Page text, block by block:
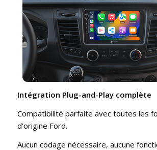
Intégration Plug-and-Play complète
Compatibilité parfaite avec toutes les
d’origine Ford.
Aucun codage nécessaire, aucune